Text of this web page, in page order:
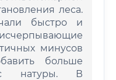
леса.
быстро и
минусов
больше
с натуры. В